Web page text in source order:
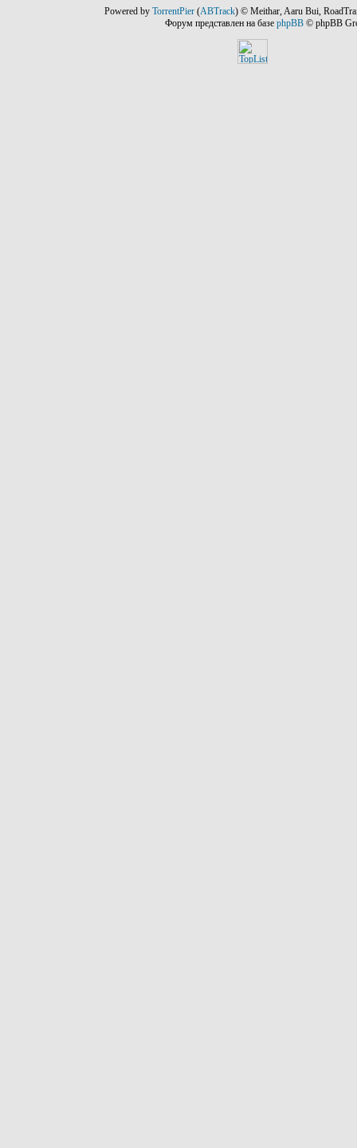
Powered by TorrentPier (ABTrack) © Meithar, Aaru Bui,
Форум представлен на базе phpBB© phpBB